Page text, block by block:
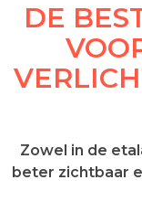
DE
Zowel in de
beter zichtbaar